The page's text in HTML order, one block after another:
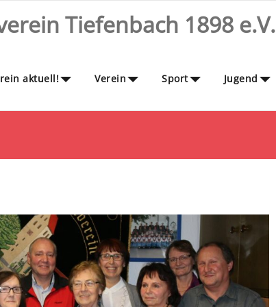
Tiefenbach 1898 e.V.
aktuell! Verein Sport Jugend